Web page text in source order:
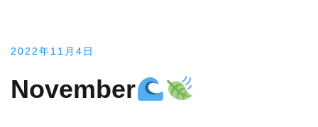
2022年11月4日
November